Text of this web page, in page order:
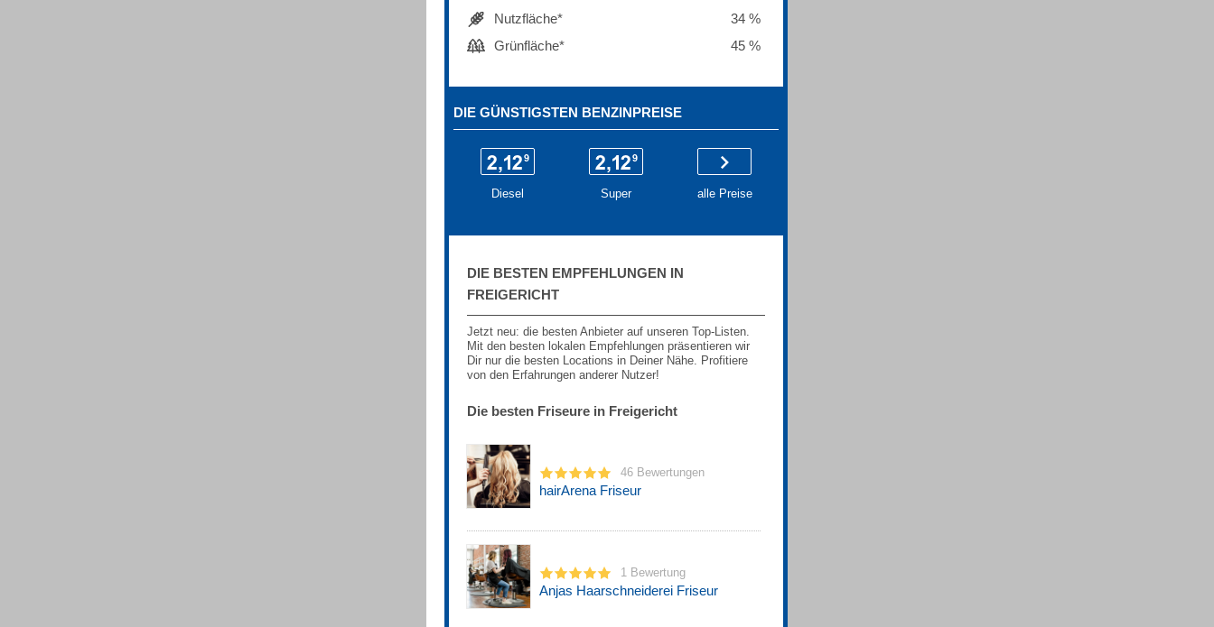
Nutzfläche*
34 %
Grünfläche*
45 %
DIE GÜNSTIGSTEN BENZINPREISE
Diesel Super alle Preise
DIE BESTEN EMPFEHLUNGEN IN
FREIGERICHT
Jetzt neu: die besten Anbieter auf unseren Top-Listen.
Mit den besten lokalen Empfehlungen präsentieren wir
Dir nur die besten Locations in Deiner Nähe. Profitiere
von den Erfahrungen anderer Nutzer!
Die besten Friseure in Freigericht
46 Bewertungen
hairArena Friseur
1 Bewertung
Anjas Haarschneiderei Friseur